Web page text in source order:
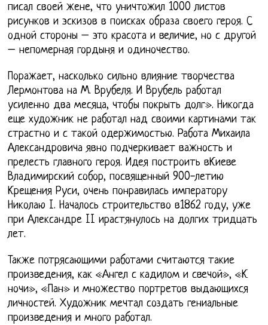
писал своей жене, что уничтожил 1000 листов
рисунков и эскизов в поисках образа своего героя. С
одной стороны – это красота и величие, но с другой
– непомерная гордыня и одиночество.
Поражает, насколько сильно влияние творчества
Лермонтова на М. Врубеля. И Врубель работал
усиленно два месяца, чтобы покрыть долг». Никогда
еще художник не работал над своими картинами так
страстно и с такой одержимостью. Работа Михаила
Александровича явно подчеркивает важность и
прелесть главного героя. Идея построить вКиеве
Владимирский собор, посвященный 900-летию
Крещения Руси, очень понравилась императору
Николаю I. Началось строительство в1862 году, уже
при Александре II ирастянулось на долгих тридцать
лет.
Также потрясающими работами считаются такие
произведения, как «Ангел с кадилом и свечой», «К
ночи», «Пан» и множество портретов выдающихся
личностей. Художник мечтал создать гениальные
произведения и много работал.